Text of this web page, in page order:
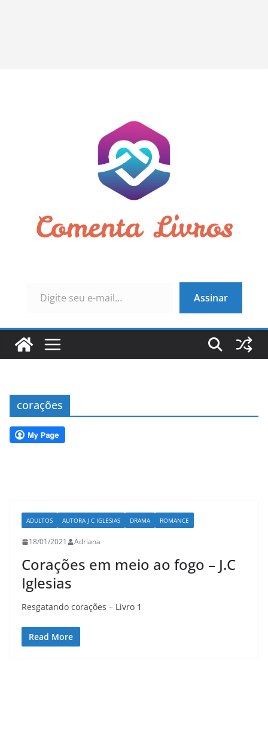
Assinar
corações
ADULTOS AUTORA J C IGLESIAS DRAMA ROMANCE
18/01/2021 Adriana
Corações em meio ao fogo – J.C
Iglesias
Resgatando corações – Livro 1
Read More